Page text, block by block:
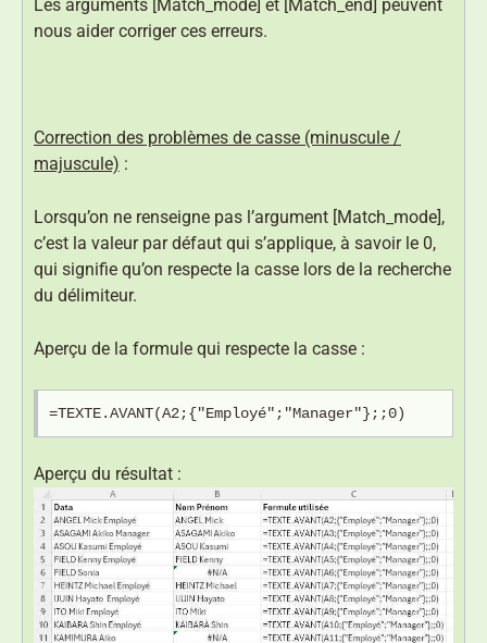
Les arguments [Match_mode] et [Match_end] peuvent
nous aider corriger ces erreurs.
Correction des problèmes de casse (minuscule /
majuscule) :
Lorsqu’on ne renseigne pas l’argument [Match_mode],
c’est la valeur par défaut qui s’applique, à savoir le 0,
qui signifie qu’on respecte la casse lors de la recherche
du délimiteur.
Aperçu de la formule qui respecte la casse :
=TEXTE.AVANT(A2;{"Employé";"Manager"};;0)
Aperçu du résultat :